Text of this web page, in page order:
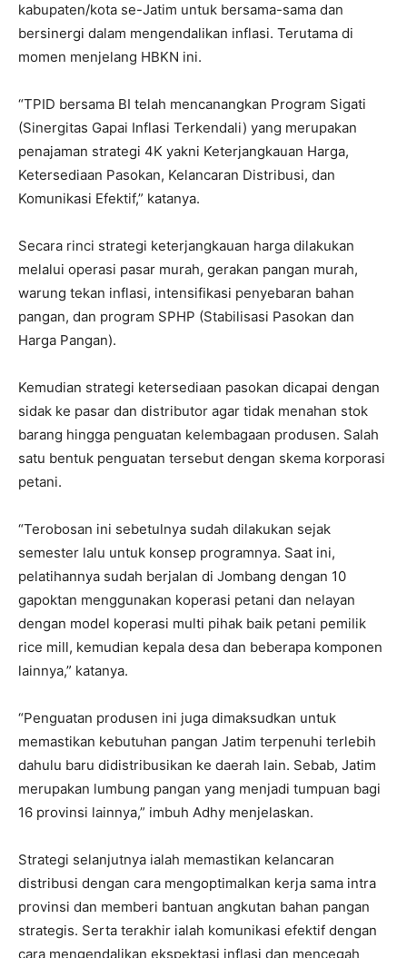
kabupaten/kota se-Jatim untuk bersama-sama dan
bersinergi dalam mengendalikan inflasi. Terutama di
momen menjelang HBKN ini.
“TPID bersama BI telah mencanangkan Program Sigati
(Sinergitas Gapai Inflasi Terkendali) yang merupakan
penajaman strategi 4K yakni Keterjangkauan Harga,
Ketersediaan Pasokan, Kelancaran Distribusi, dan
Komunikasi Efektif,” katanya.
Secara rinci strategi keterjangkauan harga dilakukan
melalui operasi pasar murah, gerakan pangan murah,
warung tekan inflasi, intensifikasi penyebaran bahan
pangan, dan program SPHP (Stabilisasi Pasokan dan
Harga Pangan).
Kemudian strategi ketersediaan pasokan dicapai dengan
sidak ke pasar dan distributor agar tidak menahan stok
barang hingga penguatan kelembagaan produsen. Salah
satu bentuk penguatan tersebut dengan skema korporasi
petani.
“Terobosan ini sebetulnya sudah dilakukan sejak
semester lalu untuk konsep programnya. Saat ini,
pelatihannya sudah berjalan di Jombang dengan 10
gapoktan menggunakan koperasi petani dan nelayan
dengan model koperasi multi pihak baik petani pemilik
rice mill, kemudian kepala desa dan beberapa komponen
lainnya,” katanya.
“Penguatan produsen ini juga dimaksudkan untuk
memastikan kebutuhan pangan Jatim terpenuhi terlebih
dahulu baru didistribusikan ke daerah lain. Sebab, Jatim
merupakan lumbung pangan yang menjadi tumpuan bagi
16 provinsi lainnya,” imbuh Adhy menjelaskan.
Strategi selanjutnya ialah memastikan kelancaran
distribusi dengan cara mengoptimalkan kerja sama intra
provinsi dan memberi bantuan angkutan bahan pangan
strategis. Serta terakhir ialah komunikasi efektif dengan
cara mengendalikan ekspektasi inflasi dan mencegah